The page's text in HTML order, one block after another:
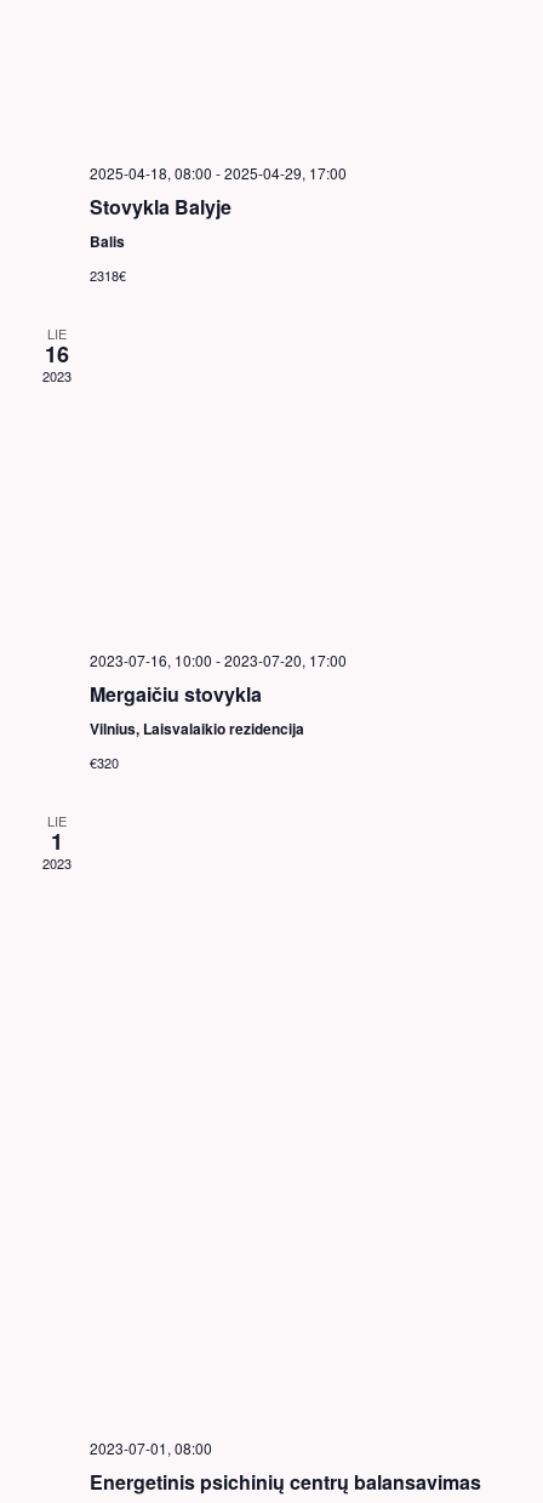
2025-04-18, 08:00 -2025-04-29, 17:00
Stovykla Balyje
Balis
2318€
LIE
16
2023
2023-07-16, 10:00 -2023-07-20, 17:00
Mergaičiu stovykla
Vilnius, Laisvalaikio rezidencija
€320
LIE
1
2023
2023-07-01, 08:00
Energetinis psichinių centrų balansavimas